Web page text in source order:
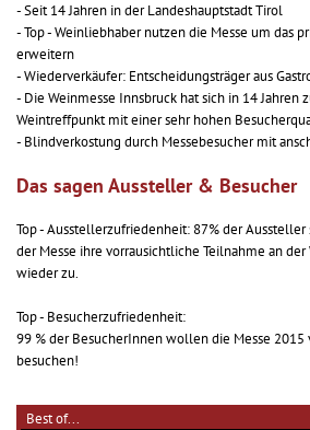
- Seit 14 Jahren in der Landeshauptstadt Tirol
- Top - Weinliebhaber nutzen die Messe um das
erweitern
- Wiederverkäufer: Entscheidungsträger aus
- Die Weinmesse Innsbruck hat sich in 14
Weintreffpunkt mit einer sehr hohen
- Blindverkostung durch Messebesucher mit
Das sagen Aussteller & Besucher
Top - Ausstellerzufriedenheit: 87% der
der Messe ihre vorrausichtliche Teilnahme an
wieder zu.
Top - Besucherzufriedenheit:
99 % der BesucherInnen wollen die Messe
besuchen!
Best of...